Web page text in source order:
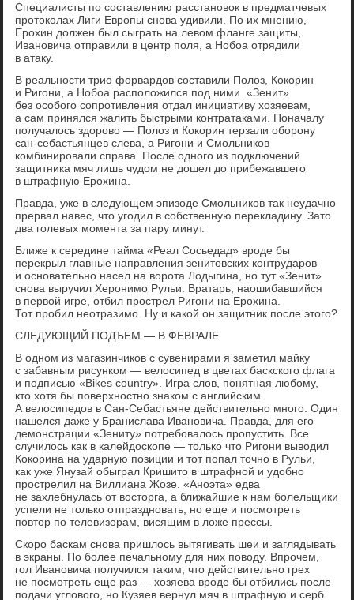
Специалисты по составлению расстановок в предматчевых
протоколах Лиги Европы снова удивили. По их мнению,
Ерохин должен был сыграть на левом фланге защиты,
Ивановича отправили в центр поля, а Нобоа отрядили
в атаку.
В реальности трио форвардов составили Полоз, Кокорин
и Ригони, а Нобоа расположился под ними. «Зенит»
без особого сопротивления отдал инициативу хозяевам,
а сам принялся жалить быстрыми контратаками. Поначалу
получалось здорово — Полоз и Кокорин терзали оборону
сан-себастьянцев слева, а Ригони и Смольников
комбинировали справа. После одного из подключений
защитника мяч лишь чудом не дошел до прибежавшего
в штрафную Ерохина.
Правда, уже в следующем эпизоде Смольников так неудачно
прервал навес, что угодил в собственную перекладину. Зато
два голевых момента за пару минут.
Ближе к середине тайма «Реал Сосьедад» вроде бы
перекрыл главные направления зенитовских контрударов
и основательно насел на ворота Лодыгина, но тут «Зенит»
снова выручил Херонимо Рульи. Вратарь, наошибавшийся
в первой игре, отбил прострел Ригони на Ерохина.
Тот пробил неотразимо. Ну и какой он защитник после этого?
СЛЕДУЮЩИЙ ПОДЪЕМ — В ФЕВРАЛЕ
В одном из магазинчиков с сувенирами я заметил майку
с забавным рисунком — велосипед в цветах баскского флага
и подписью «Bikes country». Игра слов, понятная любому,
кто хотя бы поверхностно знаком с английским.
А велосипедов в Сан-Себастьяне действительно много. Один
нашелся даже у Бранислава Ивановича. Правда, для его
демонстрации «Зениту» потребовалось пропустить. Все
случилось как в калейдоскопе — только что Ригони выводил
Кокорина на ударную позиции и тот попал точно в Рульи,
как уже Янузай обыграл Кришито в штрафной и удобно
прострелил на Виллиана Жозе. «Аноэта» едва
не захлебнулась от восторга, а ближайшие к нам болельщики
успели не только отпраздновать, но еще и посмотреть
повтор по телевизорам, висящим в ложе прессы.
Скоро баскам снова пришлось вытягивать шеи и заглядывать
в экраны. По более печальному для них поводу. Впрочем,
гол Ивановича получился таким, что действительно грех
не посмотреть еще раз — хозяева вроде бы отбились после
подачи углового, но Кузяев вернул мяч в штрафную и серб